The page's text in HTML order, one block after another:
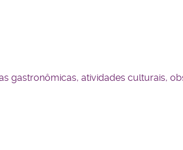
gastronômicas, atividades culturais,